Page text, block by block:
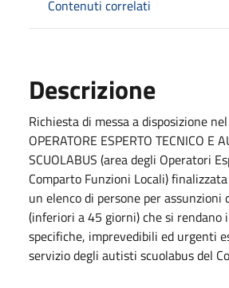
Contenuti correlati
Descrizione
Richiesta di messa a disposizione
OPERATORE ESPERTO TECNICO E
SCUOLABUS (area degli Operatori
Comparto Funzioni Locali)
un elenco di persone per assunzioni
(inferiori a 45 giorni) che si rendano
specifiche, imprevedibili ed urgenti
servizio degli autisti scuolabus del